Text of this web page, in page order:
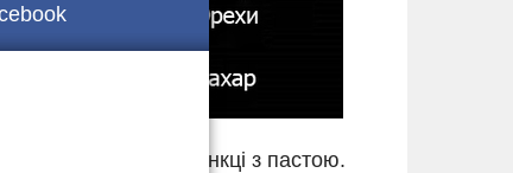
інгредієнта в банкці з пастою.